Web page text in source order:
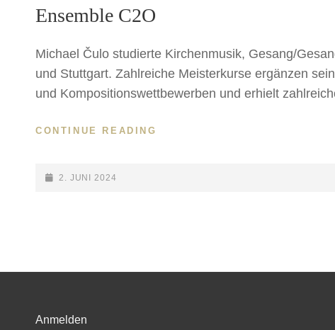
Ensemble C2O
Michael Čulo studierte Kirchenmusik, Gesang/
und Stuttgart. Zahlreiche Meisterkurse ergänzen
und Kompositionswettbewerben und erhielt
CONTINUE READING
POSTED-
2. JUNI 2024
Anmelden